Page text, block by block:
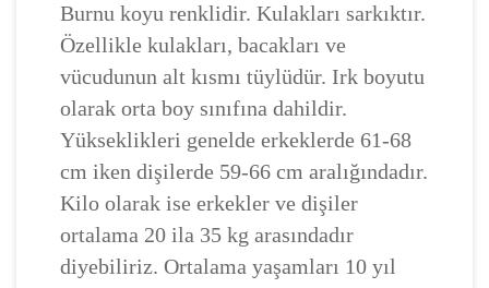
Burnu koyu renklidir. Kulakları sarkıktır.
Özellikle kulakları, bacakları ve
vücudunun alt kısmı tüylüdür. Irk boyutu
olarak orta boy sınıfına dahildir.
Yükseklikleri genelde erkeklerde 61-68
cm iken dişilerde 59-66 cm aralığındadır.
Kilo olarak ise erkekler ve dişiler
ortalama 20 ila 35 kg arasındadır
diyebiliriz. Ortalama yaşamları 10 yıl